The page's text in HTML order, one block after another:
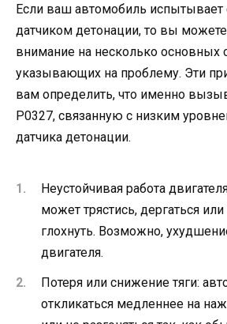
Если ваш автомобиль испытывает
датчиком детонации, то вы можете
внимание на несколько основных
указывающих на проблему. Эти
вам определить, что именно
P0327, связанную с низким
датчика детонации.
Неустойчивая работа
может трястись, дергаться
глохнуть. Возможно,
двигателя.
Потеря или снижение тяги:
откликаться медленнее на